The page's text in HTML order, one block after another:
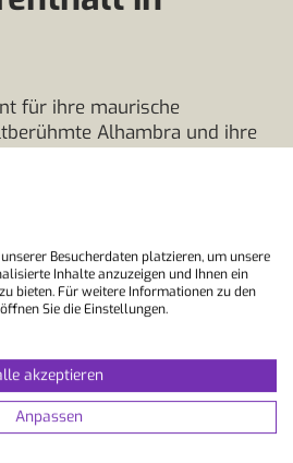
für ihre maurische
Alhambra und ihre
um Spanisch im Ausland
erfolgt am einfachsten
Jaén. Der Flughafen
vom Stadtzentrum
von grösseren
wie Madrid oder
Bus oder einem vorab
in etwa 30 Minuten in die
Besucherdaten platzieren, um unsere
Inhalte anzuzeigen und Ihnen ein
bieten. Für weitere Informationen zu den
Sie die Einstellungen.
akzeptieren
Anpassen